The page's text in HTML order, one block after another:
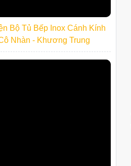
Bộ Tủ Bếp Inox Cánh Kính
Nhàn - Khương Trung